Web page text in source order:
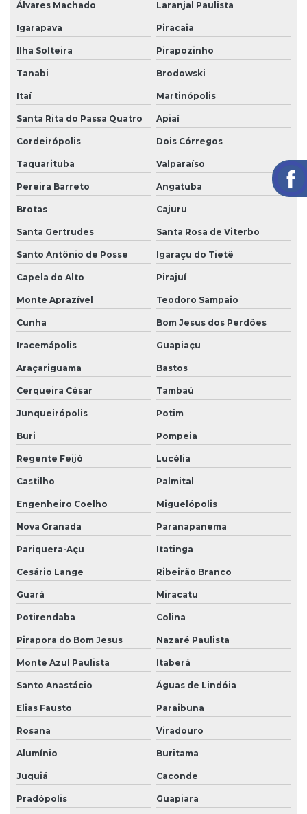
Segurança eletrônica
Serviço de facilities
Serviço de limpeza para empresas
Serviço de limpeza com equipamentos profissionais
Serviço de limpeza pós obra
Serviço de limpeza profissional
Serviço de limpeza terceirizado
Serviço de limpeza terceirizado preço
Serviço de limpeza de vidros
Serviço de limpeza zeladoria
Serviço de terceirização de limpeza
Serviço terceirizado de limpeza
Serviço de zelador condomínio
Serviço de zelador terceirizado
Serviços de facilities
Serviços de portaria e limpeza
Serviços de portaria e recepção
Serviços de recepção e portaria
Serviços de terceirização de recepção
Sistema de portaria virtual
Soluções em facilities
Terceirização de limpeza
Terceirização de limpeza para condomínios
Terceirização de limpeza empresarial
Terceirização de zeladoria
Terceirizada de limpeza
Torre de monitoramento
Álvares Machado Laranjal Paulista
Igarapava Piracaia
Ilha Solteira Pirapozinho
Tanabi Brodowski
Itaí Martinópolis
Santa Rita do Passa Quatro Apiaí
Cordeirópolis Dois Córregos
Taquarituba Valparaíso
Pereira Barreto Angatuba
Brotas Cajuru
Santa Gertrudes Santa Rosa de Viterbo
Santo Antônio de Posse Igaraçu do Tietê
Capela do Alto Pirajuí
Monte Aprazível Teodoro Sampaio
Cunha Bom Jesus dos Perdões
Iracemápolis Guapiaçu
Araçariguama Bastos
Cerqueira César Tambaú
Junqueirópolis Potim
Buri Pompeia
Regente Feijó Lucélia
Castilho Palmital
Engenheiro Coelho Miguelópolis
Nova Granada Paranapanema
Pariquera-Açu Itatinga
Cesário Lange Ribeirão Branco
Guará Miracatu
Potirendaba Colina
Pirapora do Bom Jesus Nazaré Paulista
Monte Azul Paulista Itaberá
Santo Anastácio Águas de Lindóia
Elias Fausto Paraibuna
Rosana Viradouro
Alumínio Buritama
Juquiá Caconde
Pradópolis Guapiara